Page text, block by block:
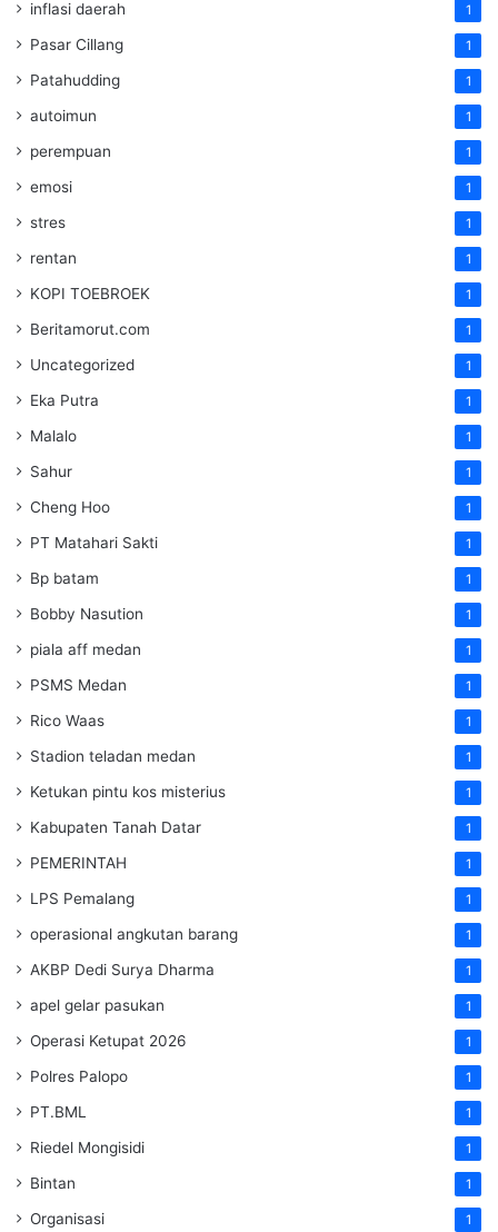
inflasi daerah 1
Pasar Cillang 1
Patahudding 1
autoimun 1
perempuan 1
emosi 1
stres 1
rentan 1
KOPI TOEBROEK 1
Beritamorut.com 1
Uncategorized 1
Eka Putra 1
Malalo 1
Sahur 1
Cheng Hoo 1
PT Matahari Sakti 1
Bp batam 1
Bobby Nasution 1
piala aff medan 1
PSMS Medan 1
Rico Waas 1
Stadion teladan medan 1
Ketukan pintu kos misterius 1
Kabupaten Tanah Datar 1
PEMERINTAH 1
LPS Pemalang 1
operasional angkutan barang 1
AKBP Dedi Surya Dharma 1
apel gelar pasukan 1
Operasi Ketupat 2026 1
Polres Palopo 1
PT.BML 1
Riedel Mongisidi 1
Bintan 1
Organisasi 1